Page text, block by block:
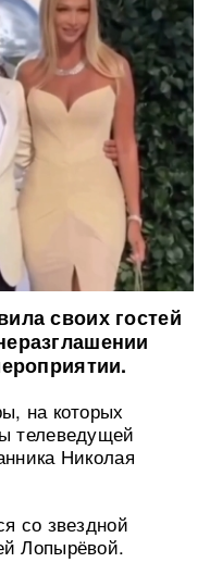
своих гостей
на которых
телеведущей
Николая
со звездной
Лопырёвой.